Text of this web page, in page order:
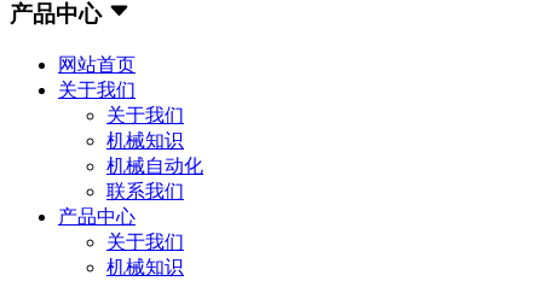
产品中心
网站首页
关于我们
关于我们
机械知识
机械自动化
联系我们
产品中心
关于我们
机械知识